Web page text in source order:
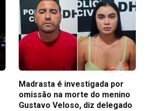
Madrasta é investigada por
omissão na morte do menino
Gustavo Veloso, diz delegado